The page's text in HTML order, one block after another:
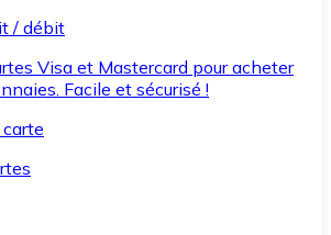
/ débit
Visa et Mastercard pour acheter
Facile et sécurisé !